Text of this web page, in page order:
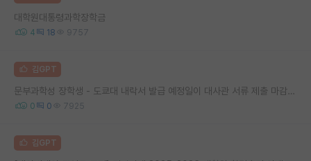
대학원대통령과학장학금
4 18 9757
김GPT
문부과학성 장학생 - 도쿄대 내락서 발급 예정일이 대사관 서류 제출 마감보다 늦습니다.
0 0 7925
김GPT